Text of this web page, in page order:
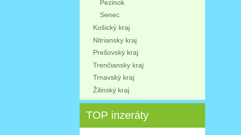
Pezinok
Senec
Košický kraj
Nitriansky kraj
Prešovský kraj
Trenčiansky kraj
Trnavský kraj
Žilinský kraj
TOP inzeráty